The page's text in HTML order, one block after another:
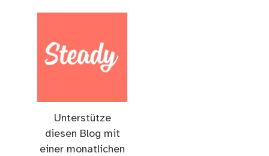
Unterstütze
diesen Blog mit
einer monatlichen